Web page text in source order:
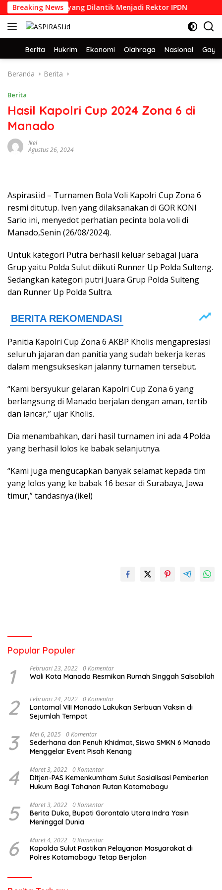
Langsung
ke
konten
Breaking News
STPDN 1992 yang Dilantik Menjadi Rektor IPDN
Home
Berita Hukrim Ekonomi Olahraga Nasional Gaya
Beranda Berita
Berita
Hasil Kapolri Cup 2024 Zona 6 di
Manado
Ikel
Agustus 26, 2024
Aspirasi.id – Turnamen Bola Voli Kapolri Cup Zona 6
resmi ditutup. Iven yang dilaksanakan di GOR KONI
Sario ini, menyedot perhatian pecinta bola voli di
Manado,Senin (26/08/2024).
Untuk kategori Putra berhasil keluar sebagai Juara
Grup yaitu Polda Sulut diikuti Runner Up Polda Sulteng.
Sedangkan kategori putri Juara Grup Polda Sulteng
dan Runner Up Polda Sultra.
Panitia Kapolri Cup Zona 6 AKBP Kholis mengapresiasi
seluruh jajaran dan panitia yang sudah bekerja keras
dalam mengsukseskan jalanny turnamen tersebut.
“Kami bersyukur gelaran Kapolri Cup Zona 6 yang
berlangsung di Manado berjalan dengan aman, tertib
dan lancar,” ujar Kholis.
Dia menambahkan, dari hasil turnamen ini ada 4 Polda
yang berhasil lolos ke babak selanjutnya.
“Kami juga mengucapkan banyak selamat kepada tim
yang lolos yang ke babak 16 besar di Surabaya, Jawa
timur,” tandasnya.(ikel)
Popular Populer
1 Februari 23, 2022 0 Komentar
Wali Kota Manado Resmikan Rumah Singgah Salsabilah
2 Februari 24, 2022 0 Komentar
Lantamal VIII Manado Lakukan Serbuan Vaksin di
Sejumlah Tempat
3 Mei 6, 2025 0 Komentar
Sederhana dan Penuh Khidmat, Siswa SMKN 6 Manado
Menggelar Event Pisah Kenang
4 Maret 3, 2022 0 Komentar
Ditjen-PAS Kemenkumham Sulut Sosialisasi Pemberian
Hukum Bagi Tahanan Rutan Kotamobagu
5 Maret 3, 2022 0 Komentar
Berita Duka, Bupati Gorontalo Utara Indra Yasin
Meninggal Dunia
6 Maret 4, 2022 0 Komentar
Kapolda Sulut Pastikan Pelayanan Masyarakat di
Polres Kotamobagu Tetap Berjalan